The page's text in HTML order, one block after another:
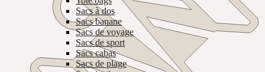
Sacs à dos
Sacs banane
Sacs de voyage
Sacs de sport
Sacs cabas
Sacs de plage